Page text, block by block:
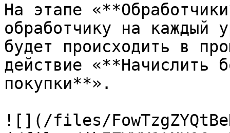
На этапе
обработчику на каждый
будет происходить в
действие «**Начислить
покупки**».
![](/files/